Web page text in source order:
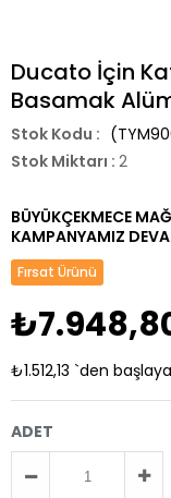
Ducato İçin
Basamak
Stok Miktarı : 2
BÜYÜKÇEKMECE
KAMPANYAMIZ
Fırsat Ürünü
₺1.512,13 `den
ADET